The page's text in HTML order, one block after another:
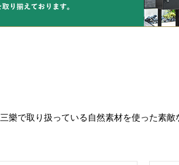
三樂で取り扱っている自然素材を使った素